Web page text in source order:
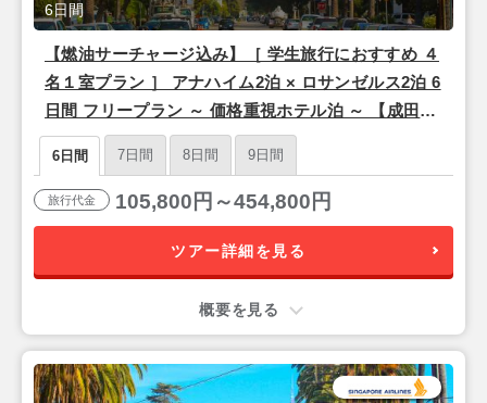
【燃油サーチャージ込み】［ 学生旅行におすすめ ４
名１室プラン ］ アナハイム2泊 × ロサンゼルス2泊 6
日間 フリープラン ～ 価格重視ホテル泊 ～ 【成田発
／シンガポール航空利用】
6日間
6日間 7日間 8日間 9日間
旅行代金 105,800円～454,800円
ツアー詳細を見る
概要を見る